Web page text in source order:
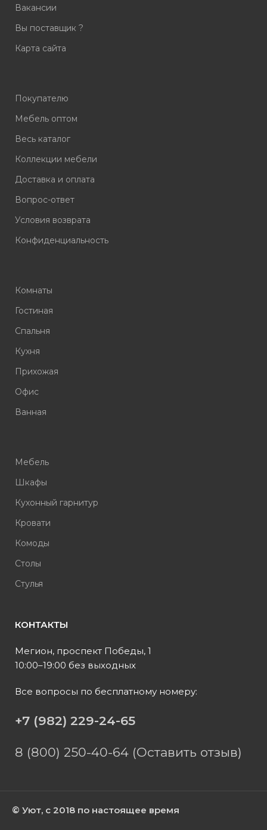
Вакансии
Вы поставщик ?
Карта сайта
Покупателю
Мебель оптом
Весь каталог
Коллекции мебели
Доставка и оплата
Вопрос-ответ
Условия возврата
Конфиденциальность
Комнаты
Гостиная
Спальня
Кухня
Прихожая
Офис
Ванная
Мебель
Шкафы
Кухонный гарнитур
Кровати
Комоды
Столы
Стулья
КОНТАКТЫ
Мегион, проспект Победы, 1
10:00–19:00 без выходных
Все вопросы по бесплатному номеру:
+7 (982) 229-24-65
8 (800) 250-40-64 (Оставить отзыв)
© Уют, с 2018 по настоящее время